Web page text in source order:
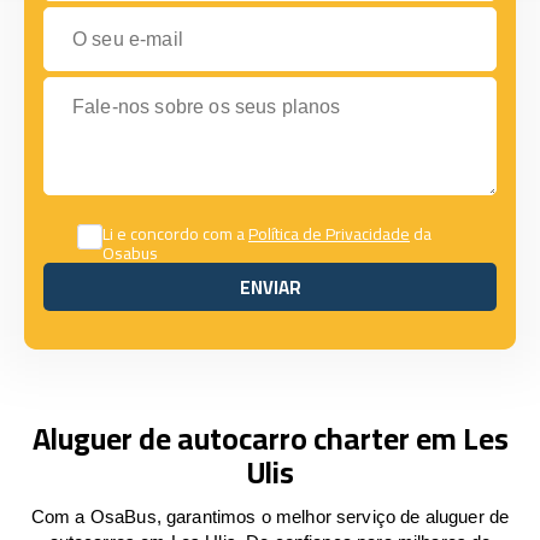
O seu e-mail
Fale-nos sobre os seus planos
Li e concordo com aPolítica de Privacidadeda
Osabus
ENVIAR
ENVIAR
Aluguer de autocarro charter em Les
Ulis
Com a OsaBus, garantimos o melhor serviço de aluguer de